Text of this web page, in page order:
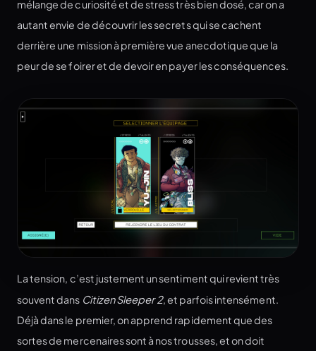
mélange de curiosité et de stress très bien dosé, car on a
autant envie de découvrir les secrets qui se cachent
derrière une mission à première vue anecdotique que la
peur de se foirer et de devoir en payer les conséquences.
La tension, c’est justement un sentiment qui revient très
souvent dans Citizen Sleeper 2, et parfois intensément.
Déjà dans le premier, on apprend rapidement que des
sortes de mercenaires sont à nos trousses, et on doit